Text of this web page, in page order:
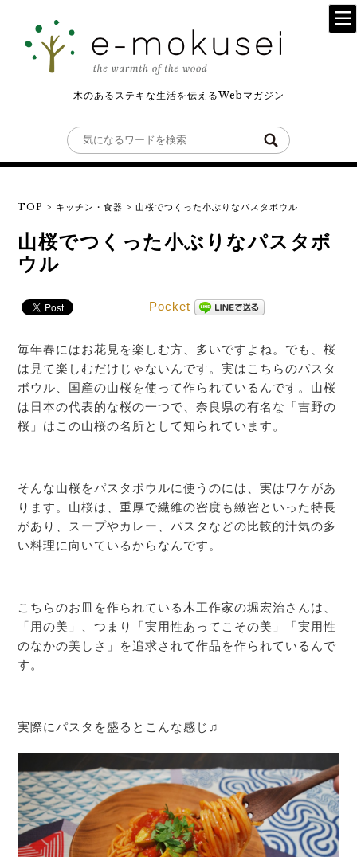
木のあるステキな生活を伝えるWebマガジン
TOP > キッチン・食器 >山桜でつくった小ぶりなパスタボウル
山桜でつくった小ぶりなパスタボ
ウル
Pocket
毎年春にはお花見を楽しむ方、多いですよね。でも、桜
は見て楽しむだけじゃないんです。実はこちらのパスタ
ボウル、国産の山桜を使って作られているんです。山桜
は日本の代表的な桜の一つで、奈良県の有名な「吉野の
桜」はこの山桜の名所として知られています。
そんな山桜をパスタボウルに使うのには、実はワケがあ
ります。山桜は、重厚で繊維の密度も緻密といった特長
があり、スープやカレー、パスタなどの比較的汁気の多
い料理に向いているからなんです。
こちらのお皿を作られている木工作家の堀宏治さんは、
「用の美」、つまり「実用性あってこその美」「実用性
のなかの美しさ」を追求されて作品を作られているんで
す。
実際にパスタを盛るとこんな感じ♫